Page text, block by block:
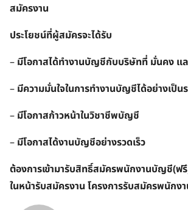
สมัครงาน
ประโยชน์ที่ผู้สมัครจะได้รับ
– มีโอกาสได้ทำงานบัญชีกับบริษัทที่ มั่นคง แ
– มีความมั่นใจในการทำงานบัญชีได้อย่างเป็น
– มีโอกาสก้าวหน้าในวิชาชีพบัญชี
– มีโอกาสได้งานบัญชีอย่างรวดเร็ว
ต้องการเข้ามารับสิทธิ์สมัครพนักงานบัญชี(ฟ
ในหน้ารับสมัครงาน โครงการรับสมัครพนัก